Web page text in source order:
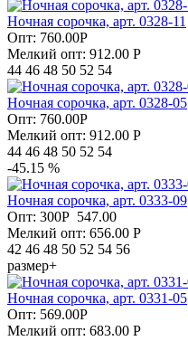
Ночная сорочка, арт. 0328-11
Опт: 760.00Р
Мелкий опт: 912.00 Р
44 46 48 50 52 54
Ночная сорочка, арт. 0328-05
Опт: 760.00Р
Мелкий опт: 912.00 Р
44 46 48 50 52 54
-45.15 %
Ночная сорочка, арт. 0333-09
Опт: 300Р 547.00
Мелкий опт: 656.00 Р
42 46 48 50 52 54 56
размер+
Ночная сорочка, арт. 0331-05
Опт: 569.00Р
Мелкий опт: 683.00 Р